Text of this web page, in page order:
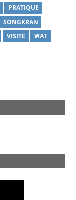
PRATIQUE
SONGKRAN
VISITE
WAT